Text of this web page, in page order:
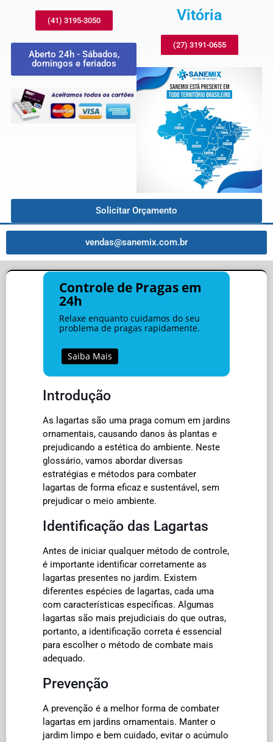
(41) 3195-3050
Aberto 24h - Sábados,
domingos e feriados
Vitória
(27) 3191-0655
Solicitar Orçamento
vendas@sanemix.com.br
Controle de Pragas em
24h
Relaxe enquanto cuidamos do seu
problema de pragas rapidamente.
Saiba Mais
Introdução
As lagartas são uma praga comum em jardins
ornamentais, causando danos às plantas e
prejudicando a estética do ambiente. Neste
glossário, vamos abordar diversas
estratégias e métodos para combater
lagartas de forma eficaz e sustentável, sem
prejudicar o meio ambiente.
Identificação das Lagartas
Antes de iniciar qualquer método de controle,
é importante identificar corretamente as
lagartas presentes no jardim. Existem
diferentes espécies de lagartas, cada uma
com características específicas. Algumas
lagartas são mais prejudiciais do que outras,
portanto, a identificação correta é essencial
para escolher o método de combate mais
adequado.
Prevenção
A prevenção é a melhor forma de combater
lagartas em jardins ornamentais. Manter o
jardim limpo e bem cuidado, evitar o acúmulo